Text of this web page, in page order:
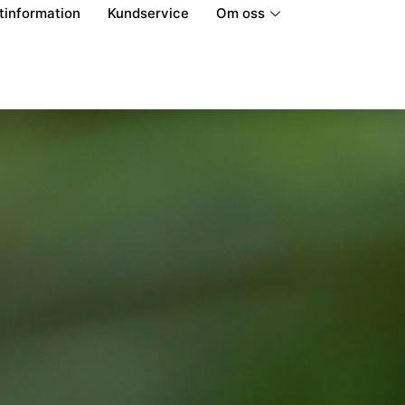
Kundservice Om oss